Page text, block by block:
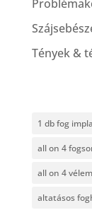
Tények &
1 db fog
all on 4
all on 4
altatásos